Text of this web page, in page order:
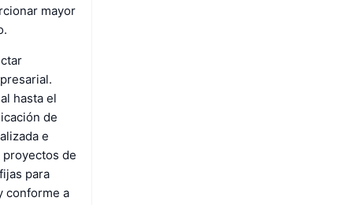
mayor
hasta el
de
e
proyectos de
para
conforme a